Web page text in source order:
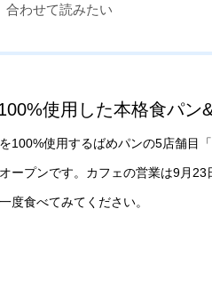
合わせて読みたい
使用した本格食パン
100%使用するばめパンの5店舗目
ープンです。カフェの営業は9月
度食べてみてください。